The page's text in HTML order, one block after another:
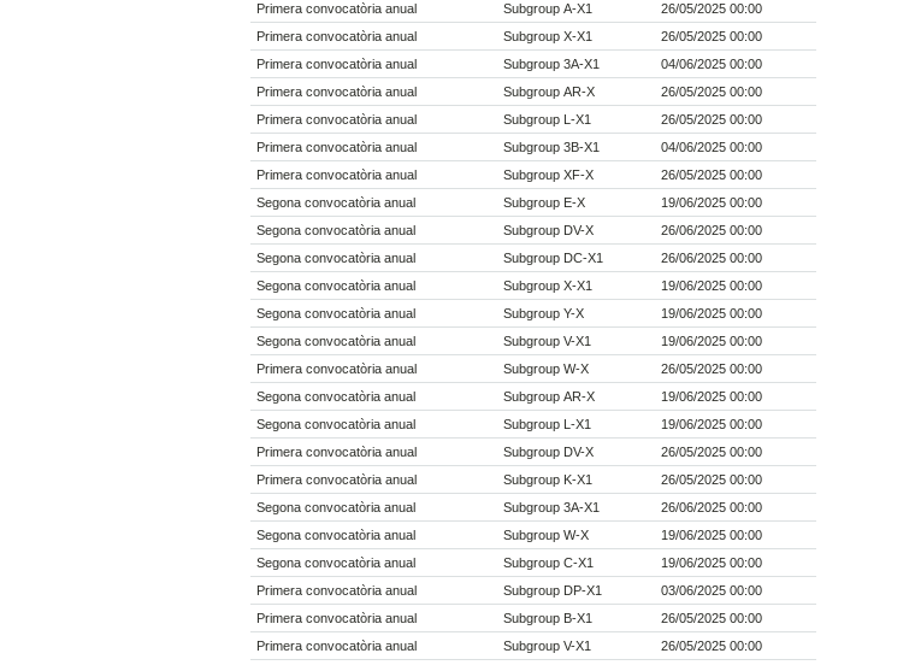
Primera convocatòria anual
Subgroup A-X1
26/05/2025 00:00
Primera convocatòria anual
Subgroup X-X1
26/05/2025 00:00
Primera convocatòria anual
Subgroup 3A-X1
04/06/2025 00:00
Primera convocatòria anual
Subgroup AR-X
26/05/2025 00:00
Primera convocatòria anual
Subgroup L-X1
26/05/2025 00:00
Primera convocatòria anual
Subgroup 3B-X1
04/06/2025 00:00
Primera convocatòria anual
Subgroup XF-X
26/05/2025 00:00
Segona convocatòria anual
Subgroup E-X
19/06/2025 00:00
Segona convocatòria anual
Subgroup DV-X
26/06/2025 00:00
Segona convocatòria anual
Subgroup DC-X1
26/06/2025 00:00
Segona convocatòria anual
Subgroup X-X1
19/06/2025 00:00
Segona convocatòria anual
Subgroup Y-X
19/06/2025 00:00
Segona convocatòria anual
Subgroup V-X1
19/06/2025 00:00
Primera convocatòria anual
Subgroup W-X
26/05/2025 00:00
Segona convocatòria anual
Subgroup AR-X
19/06/2025 00:00
Segona convocatòria anual
Subgroup L-X1
19/06/2025 00:00
Primera convocatòria anual
Subgroup DV-X
26/05/2025 00:00
Primera convocatòria anual
Subgroup K-X1
26/05/2025 00:00
Segona convocatòria anual
Subgroup 3A-X1
26/06/2025 00:00
Segona convocatòria anual
Subgroup W-X
19/06/2025 00:00
Segona convocatòria anual
Subgroup C-X1
19/06/2025 00:00
Primera convocatòria anual
Subgroup DP-X1
03/06/2025 00:00
Primera convocatòria anual
Subgroup B-X1
26/05/2025 00:00
Primera convocatòria anual
Subgroup V-X1 26/05/2025 00:00